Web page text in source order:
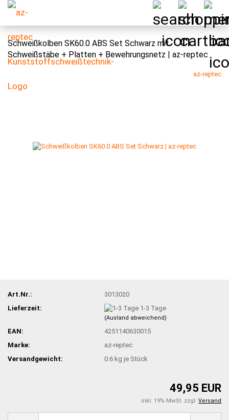
Schweißkolben SK60.0 ABS Set Schwarz mit
Schweißstäbe + Platten + Bewehrungsnetz | az-reptec
az-reptec
Art.Nr.:
3013020
Lieferzeit:
1-3 Tage
(Ausland abweichend)
EAN:
4251140630015
Marke:
az-reptec
Versandgewicht:
0.6 kg je Stück
49,95 EUR
inkl. 19% MwSt. zzgl. Versand